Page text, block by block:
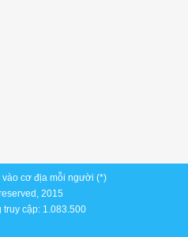
vào cơ địa mỗi người (*)
2015
truy cập: 1.083.500